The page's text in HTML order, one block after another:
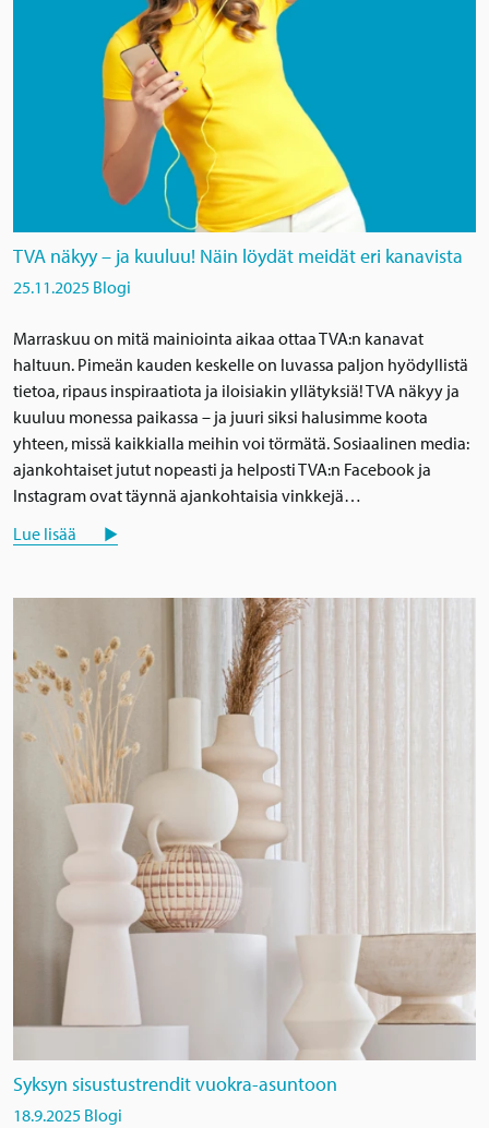
TVA näkyy – ja kuuluu! Näin löydät meidät eri kanavista
25.11.2025 Blogi
Marraskuu on mitä mainiointa aikaa ottaa TVA:n kanavat
haltuun. Pimeän kauden keskelle on luvassa paljon hyödyllistä
tietoa, ripaus inspiraatiota ja iloisiakin yllätyksiä! TVA näkyy ja
kuuluu monessa paikassa – ja juuri siksi halusimme koota
yhteen, missä kaikkialla meihin voi törmätä. Sosiaalinen media:
ajankohtaiset jutut nopeasti ja helposti TVA:n Facebook ja
Instagram ovat täynnä ajankohtaisia vinkkejä…
Lue lisää
Syksyn sisustustrendit vuokra-asuntoon
18.9.2025 Blogi